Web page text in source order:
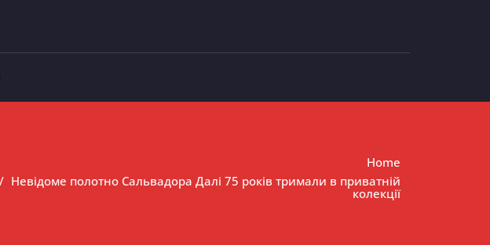
Home
Невідоме полотно Сальвадора Далі 75 років тримали в приватній
колекції